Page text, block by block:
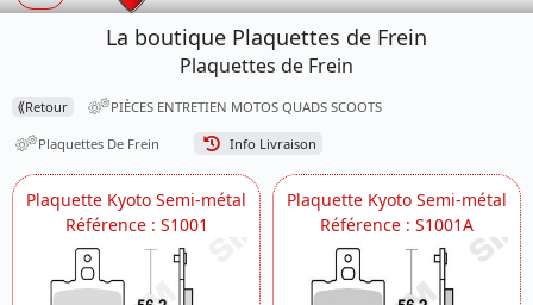
La boutique Plaquettes de Frein
Plaquettes de Frein
⟪Retour PIÈCES ENTRETIEN MOTOS QUADS SCOOTS
Plaquettes De Frein Info Livraison
Plaquette Kyoto Semi-métal
Référence : S1001
Plaquette Kyoto Semi-métal
Référence : S1001A